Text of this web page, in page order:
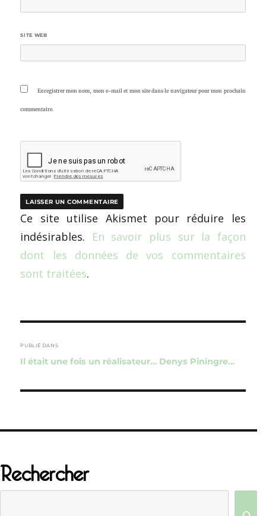
SITE WEB
Enregistrer mon nom, mon e-mail et mon site dans le navigateur pour mon prochain
commentaire.
Ce site utilise Akismet pour réduire les
indésirables. En savoir plus sur la façon
dont les données de vos commentaires
sont traitées.
de
l’article
PUBLIÉ DANS
Il était une fois un réalisateur… Denys Piningre…
Rechercher